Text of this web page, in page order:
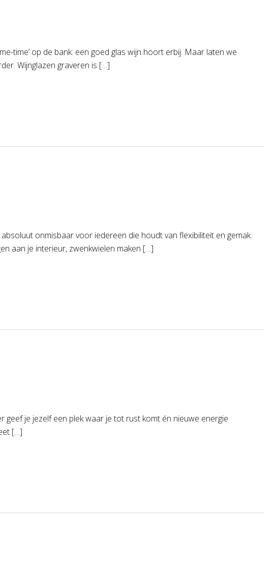
time’ op de bank: een goed glas wijn hoort erbij. Maar laten we
Wijnglazen graveren is […]
onmisbaar voor iedereen die houdt van flexibiliteit en gemak.
aan je interieur, zwenkwielen maken […]
geef je jezelf een plek waar je tot rust komt én nieuwe energie
[…]